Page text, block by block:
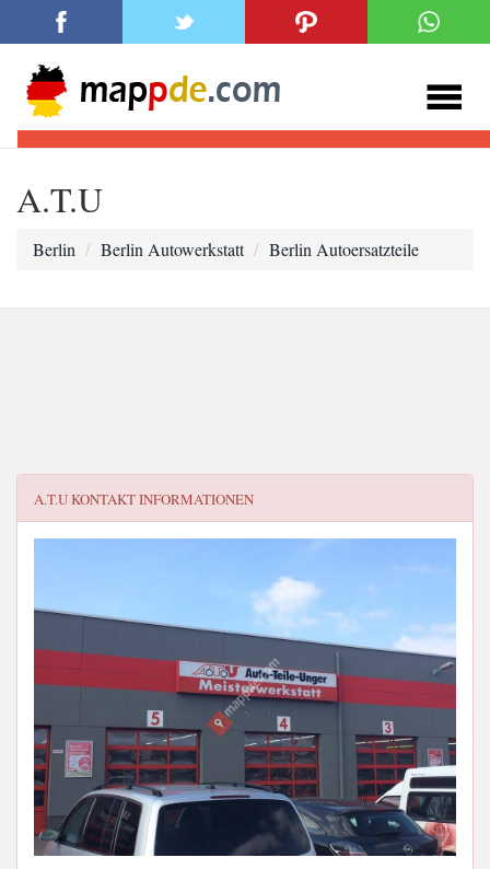
A.T.U
Berlin Berlin Autowerkstatt Berlin Autoersatzteile
A.T.UKONTAKT INFORMATIONEN